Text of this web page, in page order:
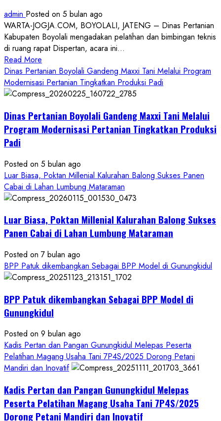
admin Posted on 5 bulan ago
WARTA-JOGJA.COM, BOYOLALI, JATENG – Dinas Pertanian
Kabupaten Boyolali mengadakan pelatihan dan bimbingan teknis
di ruang rapat Dispertan, acara ini...
Read More
more
about
Dinas
Boyolali
Gelar
Singkong
Wujudkan
Ketahanan
Pangan
Petani
Dinas Pertanian Boyolali Gandeng Maxxi Tani Melalui Program
Modernisasi Pertanian Tingkatkan Produksi Padi
Dinas Pertanian Boyolali Gandeng Maxxi Tani Melalui
Program Modernisasi Pertanian Tingkatkan Produksi
Padi
Posted on 5 bulan ago
Luar Biasa, Poktan Millenial Kalurahan Balong Sukses Panen
Cabai di Lahan Lumbung Mataraman
Luar Biasa, Poktan Millenial Kalurahan Balong Sukses
Panen Cabai di Lahan Lumbung Mataraman
Posted on 7 bulan ago
BPP Patuk dikembangkan Sebagai BPP Model di Gunungkidul
BPP Patuk dikembangkan Sebagai BPP Model di
Gunungkidul
Posted on 9 bulan ago
Kadis Pertan dan Pangan Gunungkidul Melepas Peserta
Pelatihan Magang Usaha Tani 7P4S/2025 Dorong Petani
Mandiri dan Inovatif
Kadis Pertan dan Pangan Gunungkidul Melepas
Peserta Pelatihan Magang Usaha Tani 7P4S/2025
Dorong Petani Mandiri dan Inovatif